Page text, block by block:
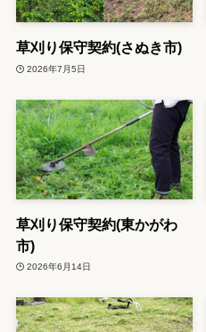
草刈り保守契約(さぬき市)
2026年7月5日
草刈り保守契約(東かがわ
市)
2026年6月14日